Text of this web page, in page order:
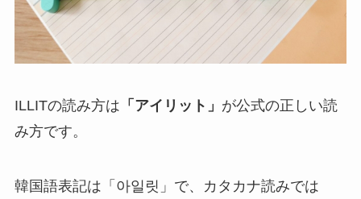
ILLITの読み方は 「アイリット」 が公式の正しい読
み方です。
韓国語表記は「아일릿」で、カタカナ読みでは